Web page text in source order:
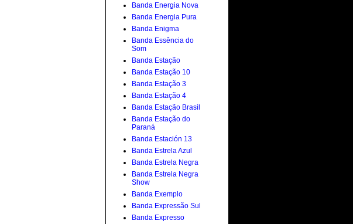
Banda Energia Nova
Banda Energia Pura
Banda Enigma
Banda Essência do
Som
Banda Estação
Banda Estação 10
Banda Estação 3
Banda Estação 4
Banda Estação Brasil
Banda Estação do
Paraná
Banda Estación 13
Banda Estrela Azul
Banda Estrela Negra
Banda Estrela Negra
Show
Banda Exemplo
Banda Expressão Sul
Banda Expresso